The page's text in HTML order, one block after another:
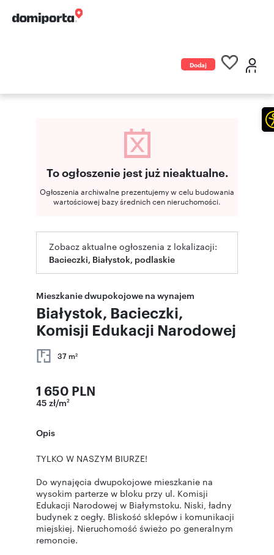
Dodaj
To ogłoszenie jest już nieaktualne.
Ogłoszenia archiwalne prezentujemy w celu budowania
wartościowej bazy średnich cen nieruchomości.
Zobacz aktualne ogłoszenia z lokalizacji:
Bacieczki, Białystok, podlaskie
Mieszkanie dwupokojowe na wynajem
Białystok, Bacieczki,
Komisji Edukacji Narodowej
37 m2
1 650 PLN
45 zł/m2
Opis
TYLKO W NASZYM BIURZE!
Do wynajęcia dwupokojowe mieszkanie na
wysokim parterze w bloku przy ul. Komisji
Edukacji Narodowej w Białymstoku. Niski, ładny
budynek z cegły. Bliskość sklepów i komunikacji
miejskiej. Nieruchomość świeżo po generalnym
remoncie.